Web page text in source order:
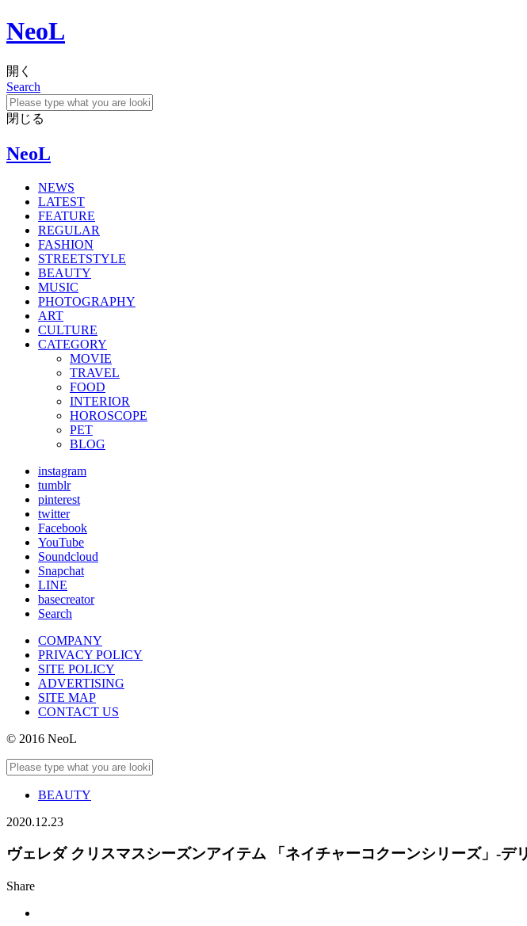
NeoL
開く
Search
閉じる
NeoL
NEWS
LATEST
FEATURE
REGULAR
FASHION
STREETSTYLE
BEAUTY
MUSIC
PHOTOGRAPHY
ART
CULTURE
CATEGORY
MOVIE
TRAVEL
FOOD
INTERIOR
HOROSCOPE
PET
BLOG
instagram
tumblr
pinterest
twitter
Facebook
YouTube
Soundcloud
Snapchat
LINE
basecreator
Search
COMPANY
PRIVACY POLICY
SITE POLICY
ADVERTISING
SITE MAP
CONTACT US
© 2016 NeoL
BEAUTY
2020.12.23
ヴェレダ クリスマスシーズンアイテム 「ネイチャーコクーンシリーズ」-
Share